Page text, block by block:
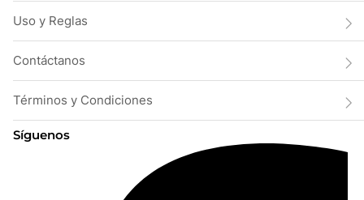
Uso y Reglas
Contáctanos
Términos y Condiciones
Síguenos